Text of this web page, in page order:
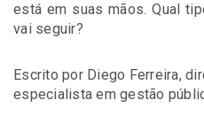
está em suas mãos. Qual
vai seguir?
Escrito por Diego Ferreira,
especialista em gestão